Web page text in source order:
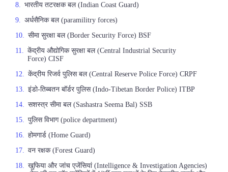
भारतीय तटरक्षक बल (Indian Coast Guard)
अर्धसैनिक बल (paramilitry forces)
सीमा सुरक्षा बल (Border Security Force) BSF
केंद्रीय औद्योगिक सुरक्षा बल (Central Industrial Security
Force) CISF
केंद्रीय रिजर्व पुलिस बल (Central Reserve Police Force) CRPF
इंडो-तिब्बतन बॉर्डर पुलिस (Indo-Tibetan Border Police) ITBP
सशस्त्र सीमा बल (Sashastra Seema Bal) SSB
पुलिस विभाग (police department)
होमगार्ड (Home Guard)
वन रक्षक (Forest Guard)
खुफिया और जांच एजेंसियां (Intelligence & Investigation Agencies)